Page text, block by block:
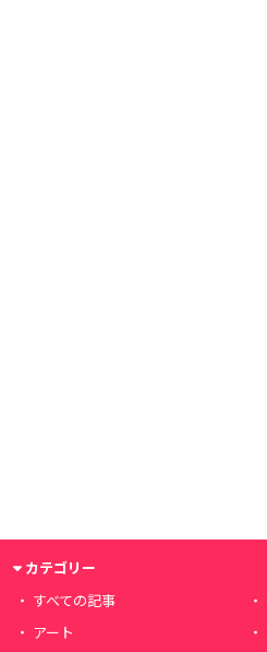
カテゴリー
すべての記事
アート